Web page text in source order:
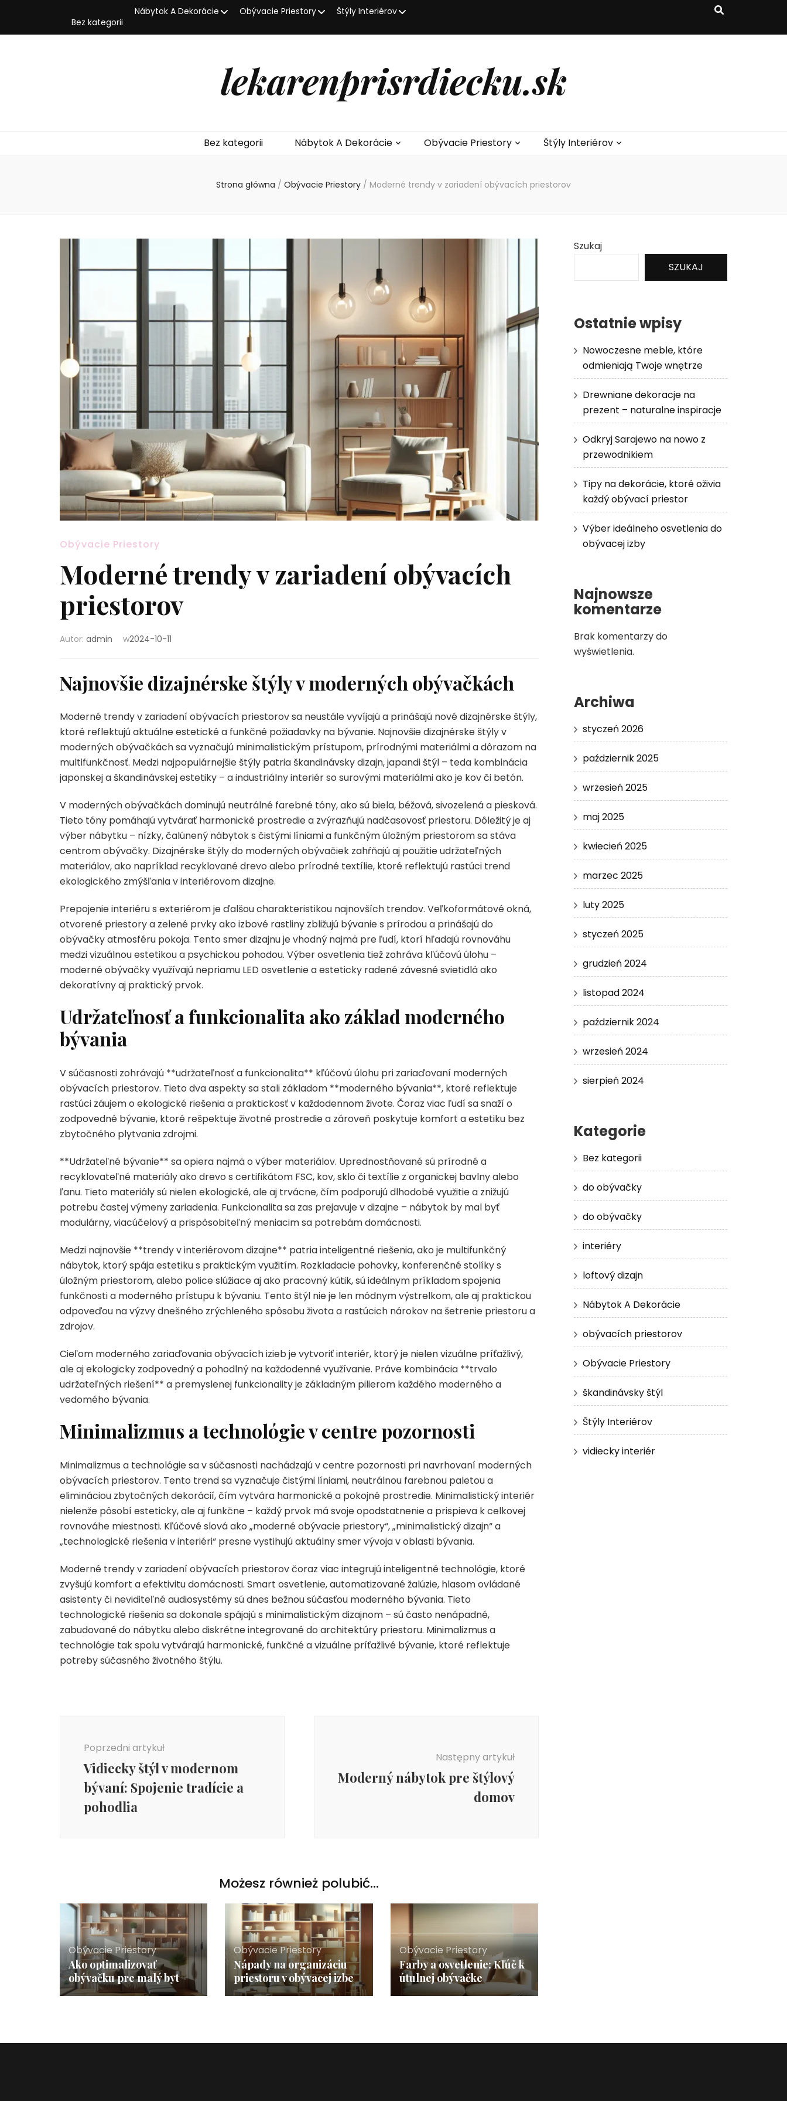
Bez kategorii
Nábytok A Dekorácie Obývacie Priestory Štýly Interiérov
lekarenprisrdiecku.sk
Bez kategorii Nábytok A Dekorácie Obývacie Priestory Štýly Interiérov
Strona główna / Obývacie Priestory / Moderné trendy v zariadení obývacích priestorov
Obývacie Priestory
Moderné trendy v zariadení obývacích
priestorov
Autor: admin w2024-10-11
Najnovšie dizajnérske štýly v moderných obývačkách
Moderné trendy v zariadení obývacích priestorov sa neustále vyvíjajú a prinášajú nové dizajnérske štýly,
ktoré reflektujú aktuálne estetické a funkčné požiadavky na bývanie. Najnovšie dizajnérske štýly v
moderných obývačkách sa vyznačujú minimalistickým prístupom, prírodnými materiálmi a dôrazom na
multifunkčnosť. Medzi najpopulárnejšie štýly patria škandinávsky dizajn, japandi štýl – teda kombinácia
japonskej a škandinávskej estetiky – a industriálny interiér so surovými materiálmi ako je kov či betón.
V moderných obývačkách dominujú neutrálné farebné tóny, ako sú biela, béžová, sivozelená a piesková.
Tieto tóny pomáhajú vytvárať harmonické prostredie a zvýrazňujú nadčasovosť priestoru. Dôležitý je aj
výber nábytku – nízky, čalúnený nábytok s čistými líniami a funkčným úložným priestorom sa stáva
centrom obývačky. Dizajnérske štýly do moderných obývačiek zahŕňajú aj použitie udržateľných
materiálov, ako napríklad recyklované drevo alebo prírodné textílie, ktoré reflektujú rastúci trend
ekologického zmýšľania v interiérovom dizajne.
Prepojenie interiéru s exteriérom je ďalšou charakteristikou najnovších trendov. Veľkoformátové okná,
otvorené priestory a zelené prvky ako izbové rastliny zbližujú bývanie s prírodou a prinášajú do
obývačky atmosféru pokoja. Tento smer dizajnu je vhodný najmä pre ľudí, ktorí hľadajú rovnováhu
medzi vizuálnou estetikou a psychickou pohodou. Výber osvetlenia tiež zohráva kľúčovú úlohu –
moderné obývačky využívajú nepriamu LED osvetlenie a esteticky radené závesné svietidlá ako
dekoratívny aj praktický prvok.
Udržateľnosť a funkcionalita ako základ moderného
bývania
V súčasnosti zohrávajú **udržateľnosť a funkcionalita** kľúčovú úlohu pri zariaďovaní moderných
obývacích priestorov. Tieto dva aspekty sa stali základom **moderného bývania**, ktoré reflektuje
rastúci záujem o ekologické riešenia a praktickosť v každodennom živote. Čoraz viac ľudí sa snaží o
zodpovedné bývanie, ktoré rešpektuje životné prostredie a zároveň poskytuje komfort a estetiku bez
zbytočného plytvania zdrojmi.
**Udržateľné bývanie** sa opiera najmä o výber materiálov. Uprednostňované sú prírodné a
recyklovateľné materiály ako drevo s certifikátom FSC, kov, sklo či textílie z organickej bavlny alebo
ľanu. Tieto materiály sú nielen ekologické, ale aj trvácne, čím podporujú dlhodobé využitie a znižujú
potrebu častej výmeny zariadenia. Funkcionalita sa zas prejavuje v dizajne – nábytok by mal byť
modulárny, viacúčelový a prispôsobiteľný meniacim sa potrebám domácnosti.
Medzi najnovšie **trendy v interiérovom dizajne** patria inteligentné riešenia, ako je multifunkčný
nábytok, ktorý spája estetiku s praktickým využitím. Rozkladacie pohovky, konferenčné stolíky s
úložným priestorom, alebo police slúžiace aj ako pracovný kútik, sú ideálnym príkladom spojenia
funkčnosti a moderného prístupu k bývaniu. Tento štýl nie je len módnym výstrelkom, ale aj praktickou
odpoveďou na výzvy dnešného zrýchleného spôsobu života a rastúcich nárokov na šetrenie priestoru a
zdrojov.
Cieľom moderného zariaďovania obývacích izieb je vytvoriť interiér, ktorý je nielen vizuálne príťažlivý,
ale aj ekologicky zodpovedný a pohodlný na každodenné využívanie. Práve kombinácia **trvalo
udržateľných riešení** a premyslenej funkcionality je základným pilierom každého moderného a
vedomého bývania.
Minimalizmus a technológie v centre pozornosti
Minimalizmus a technológie sa v súčasnosti nachádzajú v centre pozornosti pri navrhovaní moderných
obývacích priestorov. Tento trend sa vyznačuje čistými líniami, neutrálnou farebnou paletou a
elimináciou zbytočných dekorácií, čím vytvára harmonické a pokojné prostredie. Minimalistický interiér
nielenže pôsobí esteticky, ale aj funkčne – každý prvok má svoje opodstatnenie a prispieva k celkovej
rovnováhe miestnosti. Kľúčové slová ako „moderné obývacie priestory“, „minimalistický dizajn“ a
„technologické riešenia v interiéri“ presne vystihujú aktuálny smer vývoja v oblasti bývania.
Moderné trendy v zariadení obývacích priestorov čoraz viac integrujú inteligentné technológie, ktoré
zvyšujú komfort a efektivitu domácnosti. Smart osvetlenie, automatizované žalúzie, hlasom ovládané
asistenty či neviditeľné audiosystémy sú dnes bežnou súčasťou moderného bývania. Tieto
technologické riešenia sa dokonale spájajú s minimalistickým dizajnom – sú často nenápadné,
zabudované do nábytku alebo diskrétne integrované do architektúry priestoru. Minimalizmus a
technológie tak spolu vytvárajú harmonické, funkčné a vizuálne príťažlivé bývanie, ktoré reflektuje
potreby súčasného životného štýlu.
Poprzedni artykuł
Vidiecky štýl v modernom
bývaní: Spojenie tradície a
pohodlia
Następny artykuł
Moderný nábytok pre štýlový
domov
Możesz również polubić…
Obývacie Priestory
Ako optimalizovať
obývačku pre malý byt
Obývacie Priestory
Nápady na organizáciu
priestoru v obývacej izbe
Obývacie Priestory
Farby a osvetlenie: Kľúč k
útulnej obývačke
Szukaj
SZUKAJ
Ostatnie wpisy
Nowoczesne meble, które
odmieniają Twoje wnętrze
Drewniane dekoracje na
prezent – naturalne inspiracje
Odkryj Sarajewo na nowo z
przewodnikiem
Tipy na dekorácie, ktoré oživia
každý obývací priestor
Výber ideálneho osvetlenia do
obývacej izby
Najnowsze
komentarze
Brak komentarzy do
wyświetlenia.
Archiwa
styczeń 2026
październik 2025
wrzesień 2025
maj 2025
kwiecień 2025
marzec 2025
luty 2025
styczeń 2025
grudzień 2024
listopad 2024
październik 2024
wrzesień 2024
sierpień 2024
Kategorie
Bez kategorii
do obývačky
do obývačky
interiéry
loftový dizajn
Nábytok A Dekorácie
obývacích priestorov
Obývacie Priestory
škandinávsky štýl
Štýly Interiérov
vidiecky interiér